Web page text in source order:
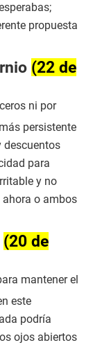
propuesta
(22 de
ni por
persistente
descuentos
para
y no
ahora o ambos
(20 de
mantener el
este
podría
ojos abiertos